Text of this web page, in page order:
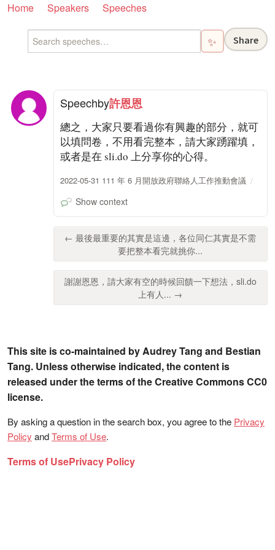
Home Speakers Speeches
✨ Share
Speechby許恩恩
總之，大家只要看過你有興趣的部分，就可
以填問卷，不用看完整本，請大家踴躍填，
或者是在 sli.do 上分享你的心得。
2022-05-31 111 年 6 月開放政府聯絡人工作推動會議
Show context
← 最後最重要的其實是這邊，各位同仁其實是不需
要把整本看完就挑你...
謝謝恩恩，請大家有空的時候回饋一下想法，sli.do
上有人... →
This site is co-maintained by Audrey Tang and Bestian
Tang. Unless otherwise indicated, the content is
released under the terms of the Creative Commons CC0
license.
By asking a question in the search box, you agree to the Privacy
Policy andTerms of Use.
Terms of UsePrivacy Policy